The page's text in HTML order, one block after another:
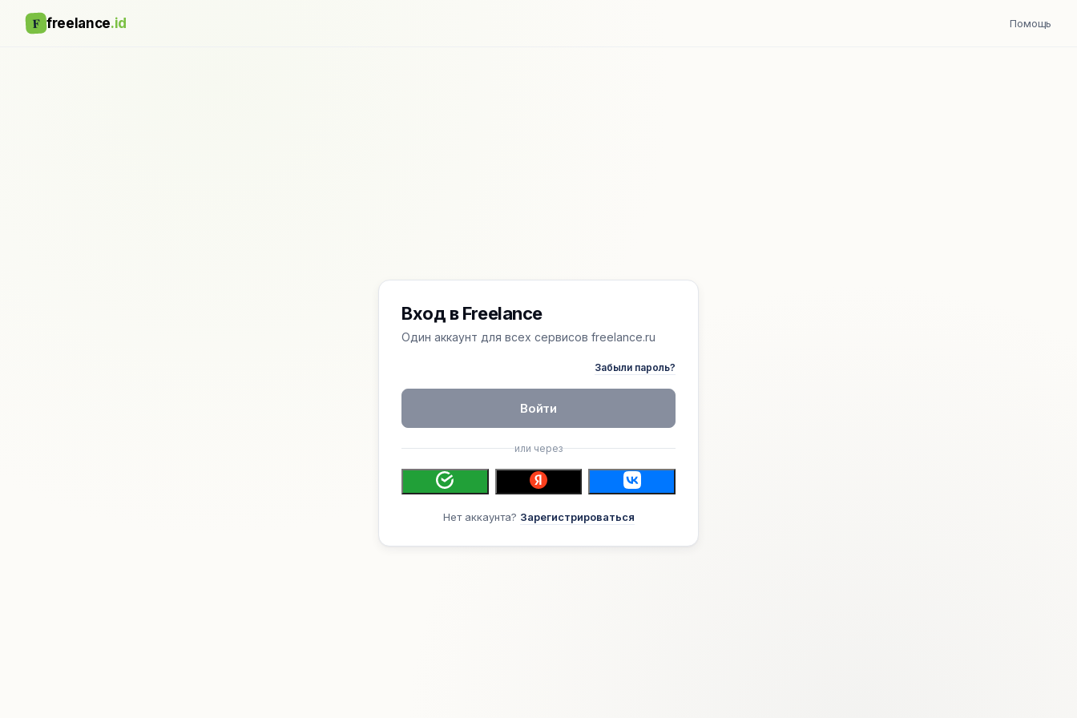
F freelance.id Помощь
Вход в Freelance
Один аккаунт для всех сервисов freelance.ru
Забыли пароль?
Войти
или через
Нет аккаунта? Зарегистрироваться